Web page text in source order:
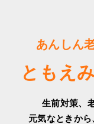
あんしん
ともえ
生前対策、
元気なときから